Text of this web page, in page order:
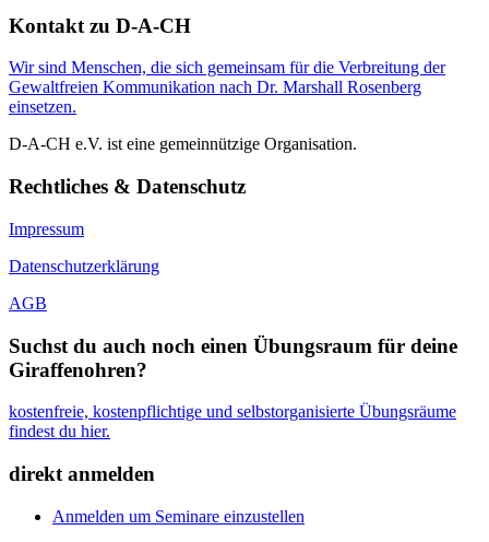
Kontakt zu D-A-CH
Wir sind Menschen, die sich gemeinsam für die Verbreitung der
Gewaltfreien Kommunikation nach Dr. Marshall Rosenberg
einsetzen.
D-A-CH e.V. ist eine gemeinnützige Organisation.
Rechtliches & Datenschutz
Impressum
Datenschutzerklärung
AGB
Suchst du auch noch einen Übungsraum für deine
Giraffenohren?
kostenfreie, kostenpflichtige und selbstorganisierte Übungsräume
findest du hier.
direkt anmelden
Anmelden um Seminare einzustellen